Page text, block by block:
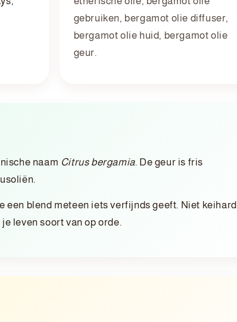
gebruiken, bergamot olie diffuser,
bergamot olie huid, bergamot olie
geur.
naam Citrus bergamia. De geur is fris
een blend meteen iets verfijnds geeft. Niet keihard
leven soort van op orde.